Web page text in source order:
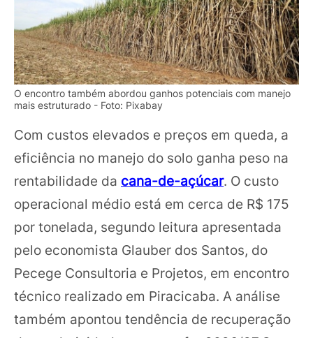
O encontro também abordou ganhos potenciais com manejo
mais estruturado - Foto: Pixabay
Com custos elevados e preços em queda, a
eficiência no manejo do solo ganha peso na
rentabilidade da cana-de-açúcar. O custo
operacional médio está em cerca de R$ 175
por tonelada, segundo leitura apresentada
pelo economista Glauber dos Santos, do
Pecege Consultoria e Projetos, em encontro
técnico realizado em Piracicaba. A análise
também apontou tendência de recuperação